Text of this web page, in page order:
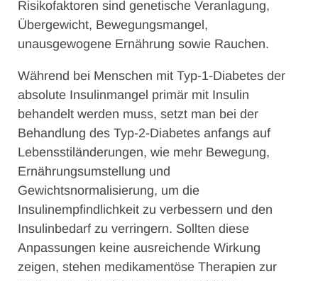
Risikofaktoren sind genetische Veranlagung,
Übergewicht, Bewegungsmangel,
unausgewogene Ernährung sowie Rauchen.
Während bei Menschen mit Typ-1-Diabetes der
absolute Insulinmangel primär mit Insulin
behandelt werden muss, setzt man bei der
Behandlung des Typ-2-Diabetes anfangs auf
Lebensstiländerungen, wie mehr Bewegung,
Ernährungsumstellung und
Gewichtsnormalisierung, um die
Insulinempfindlichkeit zu verbessern und den
Insulinbedarf zu verringern. Sollten diese
Anpassungen keine ausreichende Wirkung
zeigen, stehen medikamentöse Therapien zur